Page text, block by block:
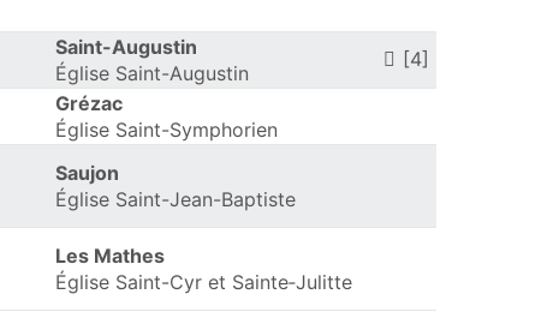
Saint-Augustin
Église Saint-Augustin
[4]
Grézac
Église Saint-Symphorien
Saujon
Église Saint-Jean-Baptiste
Les Mathes
Église Saint-Cyr et Sainte‑Julitte